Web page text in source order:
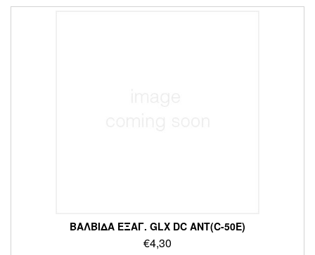
ΒΑΛΒΙΔΑ ΕΞΑΓ. GLX DC ANT(C-50E)
€4,30